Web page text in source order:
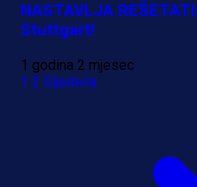
NASTAVLJA
Stuttgart!
1 godina 2 mjesec
1 2 Sljedeća